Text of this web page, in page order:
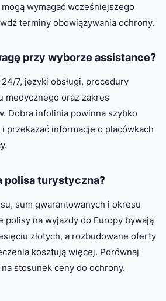
wymagać wcześniejszego
terminy obowiązywania ochrony.
przy wyborze assistance?
7, języki obsługi, procedury
medycznego oraz zakres
Dobra infolinia powinna szybko
przekazać informacje o placówkach
polisa turystyczna?
sum gwarantowanych i okresu
polisy na wyjazdy do Europy bywają
złotych, a rozbudowane oferty
kosztują więcej. Porównaj
stosunek ceny do ochrony.